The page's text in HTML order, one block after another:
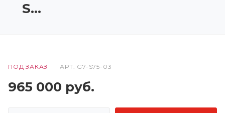
S75
ПОД ЗАКАЗ АРТ. G7-S75-03
965 000 руб.